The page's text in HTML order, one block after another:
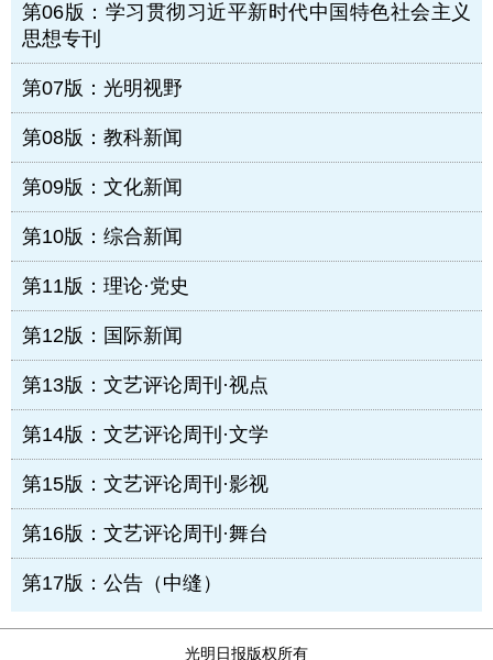
第06版：学习贯彻习近平新时代中国特色社会主义
思想专刊
第07版：光明视野
第08版：教科新闻
第09版：文化新闻
第10版：综合新闻
第11版：理论·党史
第12版：国际新闻
第13版：文艺评论周刊·视点
第14版：文艺评论周刊·文学
第15版：文艺评论周刊·影视
第16版：文艺评论周刊·舞台
第17版：公告（中缝）
光明日报版权所有